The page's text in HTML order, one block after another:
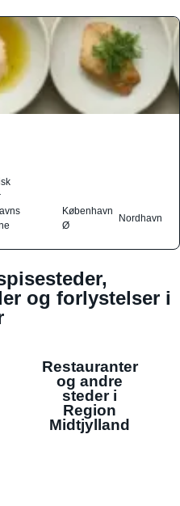
København
Ø
Nordhavn
og forlystelser i
Restauranter
og andre
steder i
Region
Midtjylland